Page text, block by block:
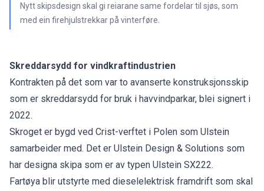
Nytt skipsdesign skal gi reiarane same fordelar til sjøs, som
med ein firehjulstrekkar på vinterføre.
Skreddarsydd for vindkraftindustrien
Kontrakten på det som var to avanserte konstruksjonsskip
som er skreddarsydd for bruk i havvindparkar, blei signert i
2022.
Skroget er bygd ved Crist-verftet i Polen som Ulstein
samarbeider med. Det er Ulstein Design & Solutions som
har designa skipa som er av typen Ulstein SX222.
Fartøya blir utstyrte med dieselelektrisk framdrift som skal